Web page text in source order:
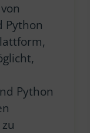
Python
Python